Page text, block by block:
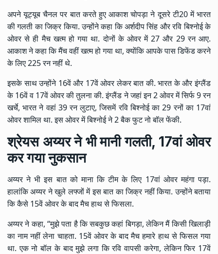
अपने यूट्यूब चैनल पर बात करते हुए आकाश चोपड़ा ने दूसरे टी20 में भारत
की गलती का जिक्र किया. उन्होंने कहा कि अर्शदीप सिंह और रवि बिश्नोई के
ओवर से ही मैच खत्म हो गया था. दोनों के ओवर में 27 और 29 रन आए.
आकाश ने कहा कि मैंच वहीं खत्म हो गया था, क्योंकि आपके पास डिफेंड करने
के लिए 225 रन नहीं थे.
इसके साथ उन्होंने 16वें और 17वें ओवर लेकर बात की. भारत के और इंग्लैंड
के 16वें व 17वें ओवर की तुलना की. इंग्लैंड ने जहां इन 2 ओवर में सिर्फ 9 रन
खर्चे, भारत ने वहां 39 रन लुटाए, जिसमें रवि बिश्नोई का 29 रनों का 17वां
ओवर शामिल था. इस ओवर में बिश्नोई ने 2 बैक फुट नो बॉल फेंकी.
श्रेयस अय्यर ने भी मानी गलती, 17वां ओवर
कर गया नुकसान
अय्यर ने भी इस बात को माना कि टीम के लिए 17वां ओवर महंगा पड़ा.
हालांकि अय्यर ने खुले लफ्जों में इस बात का जिक्र नहीं किया. उन्होंने बताया
कि कैसे 15वें ओवर के बाद मैच हाथ से फिसला.
अय्यर ने कहा, “मुझे पता है कि सबकुछ कहां बिगड़ा, लेकिन मैं किसी खिलाड़ी
का नाम नहीं लेना चाहता. 15वें ओवर के बाद मैच हमारे हाथ से फिसल गया
था. एक नो बॉल के बाद मुझे लगा कि रवि वापसी करेगा, लेकिन फिर 17वें